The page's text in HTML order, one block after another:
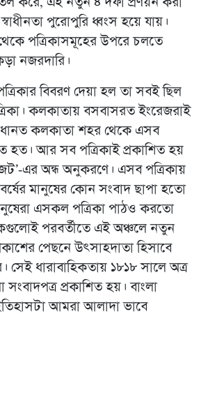
পুরোপুরি ধ্বংস হয়ে যায়।
পত্রিকাসমূহের উপরে চলতে
নজরদারি।
বিবরণ দেয়া হল তা সবই ছিল
কলকাতায় বসবাসরত ইংরেজরাই
কলকাতা শহর থেকে এসব
হত। আর সব পত্রিকাই প্রকাশিত হয়
এর অন্ধ অনুকরণে। এসব পত্রিকায়
মানুষের কোন সংবাদ ছাপা হতো
এসকল পত্রিকা পাঠও করতো
পরবর্তীতে এই অঞ্চলে নতুন
পেছনে উৎসাহদাতা হিসাবে
সেই ধারাবাহিকতায় ১৮১৮ সালে অত্র
সংবাদপত্র প্রকাশিত হয়। বাংলা
আমরা আলাদা ভাবে